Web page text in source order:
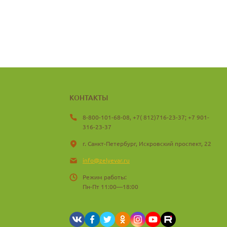
КОНТАКТЫ
8-800-101-68-08, +7( 812)716-23-37; +7 901-
316-23-37
г. Санкт-Петербург, Искровский проспект, 22
info@zelyevar.ru
Режим работы:
Пн-Пт 11:00—18:00